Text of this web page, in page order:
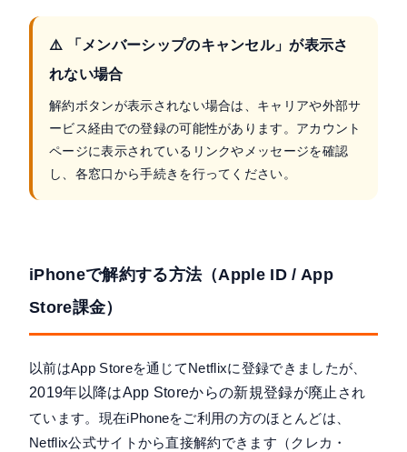
⚠️ 「メンバーシップのキャンセル」が表示さ
れない場合
解約ボタンが表示されない場合は、キャリアや外部サ
ービス経由での登録の可能性があります。アカウント
ページに表示されているリンクやメッセージを確認
し、各窓口から手続きを行ってください。
iPhoneで解約する方法（Apple ID / App
Store課金）
以前はApp Storeを通じてNetflixに登録できましたが、
2019年以降はApp Storeからの新規登録が廃止 され
ています。現在iPhoneをご利用の方のほとんどは、
Netflix公式サイトから直接解約できます（クレカ・